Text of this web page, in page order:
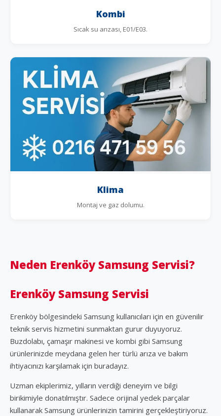
Kombi
Sıcak su arızası, E01/E03.
Klima
Montaj ve gaz dolumu.
Neden Erenköy Samsung Servisi?
Erenköy Samsung Servisi
Erenköy bölgesindeki Samsung kullanıcıları için en güvenilir
teknik servis hizmetini sunmaktan gurur duyuyoruz.
Buzdolabı, çamaşır makinesi ve kombi gibi Samsung
ürünlerinizde meydana gelen her türlü arıza ve bakım
ihtiyacınızı karşılamak için buradayız.
Uzman ekiplerimiz, yılların verdiği deneyim ve bilgi
birikimiyle donatılmıştır. Sadece orijinal yedek parçalar
kullanarak Samsung ürünlerinizin tamirini gerçekleştiriyoruz.